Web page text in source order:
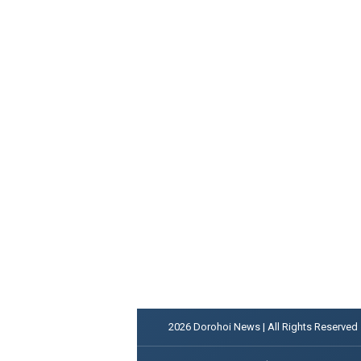
2026 Dorohoi News | All Rights Reserved